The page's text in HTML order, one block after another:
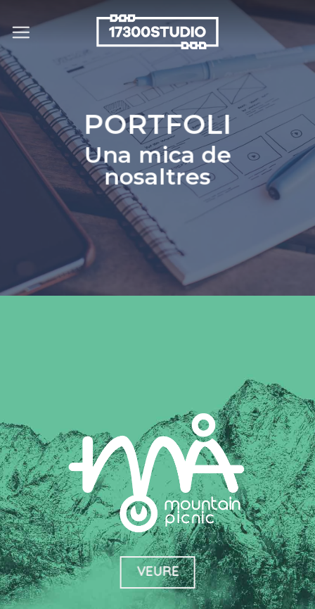
to
content
PORTFOLI
Una mica de
nosaltres
VEURE